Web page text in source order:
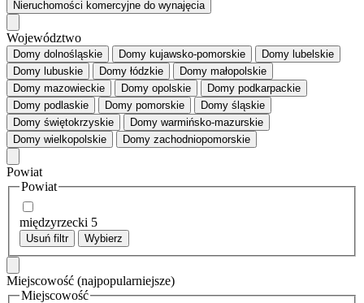
Nieruchomości komercyjne do wynajęcia
Województwo
Domy dolnośląskie Domy kujawsko-pomorskie
Domy lubelskie
Domy lubuskie
Domy łódzkie
Domy małopolskie
Domy mazowieckie
Domy opolskie
Domy podkarpackie
Domy podlaskie
Domy pomorskie
Domy śląskie
Domy świętokrzyskie
Domy warmińsko-mazurskie
Domy wielkopolskie
Domy zachodniopomorskie
Powiat
Powiat
międzyrzecki 5
Usuń filtr Wybierz
Miejscowość (najpopularniejsze)
Miejscowość